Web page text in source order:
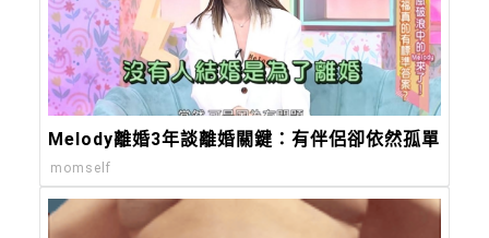
Melody離婚3年談離婚關鍵：有伴侶卻依然孤單
momself